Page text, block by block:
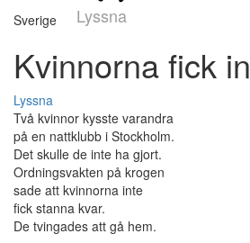
Lyssna
Sverige
Kvinnorna fick
Lyssna
Två kvinnor kysste varandra
på en nattklubb i Stockholm.
Det skulle de inte ha gjort.
Ordningsvakten på krogen
sade att kvinnorna inte
fick stanna kvar.
De tvingades att gå hem.